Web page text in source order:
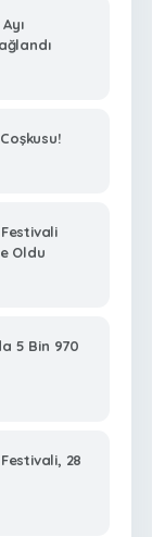
Oldu
5 Bin 970
28